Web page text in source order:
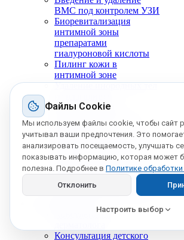
ВМС под контролем УЗИ
Биоревитализация
интимной зоны
препаратами
гиалуроновой кислоты
Пилинг кожи в
интимной зоне
Удаление инородных тел
Мазок на флору
Лечение генитального
герпеса
Синдром поликистозных
яичников (СПКЯ)
Лечение вагинального
кандидоза (молочницы)
Лечение бактериального
вагиноза (гарднереллеза)
Консультация
Консультация детского
Файлы Cookie
Мы используем файлы cookie, чтобы сайт
учитывал ваши предпочтения. Это
анализировать посещаемость, улучшать
показывать информацию, которая может
полезна. Подробнее в Политике
Отклонить
Настроить выбор